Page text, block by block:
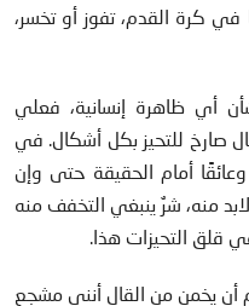
في كرة القدم، تفوز أو تخسر،
أي ظاهرة إنسانية، فعلي
صارخ للتحيز بكل أشكال. في
أمام الحقيقة حتى وإن
لابد منه، شرٌ ينبغي التخفف منه
قلق التحيزات هذا.
أن يخمن من القال أنني مشجع